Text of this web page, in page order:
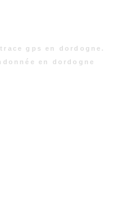
gps en dordogne.
en dordogne